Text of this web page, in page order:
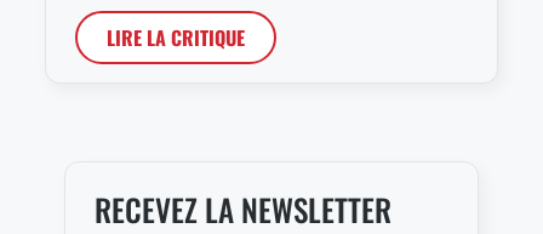
LIRE LA CRITIQUE
RECEVEZ LA NEWSLETTER